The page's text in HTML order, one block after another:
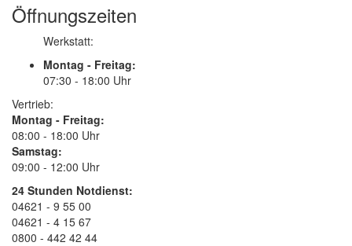
Öffnungszeiten
Werkstatt:
Montag - Freitag:
07:30 - 18:00 Uhr
Vertrieb:
Montag - Freitag:
08:00 - 18:00 Uhr
Samstag:
09:00 - 12:00 Uhr
24 Stunden Notdienst:
04621 - 9 55 00
04621 - 4 15 67
0800 - 442 42 44